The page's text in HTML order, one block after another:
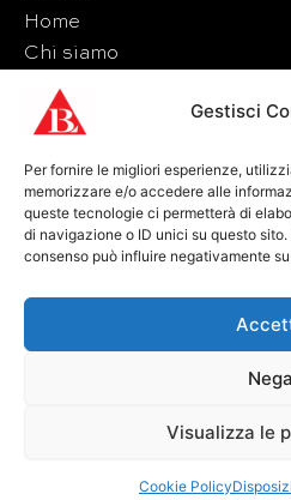
Gestisci
Per fornire le migliori esperienze,
memorizzare e/o accedere alle
queste tecnologie ci permetterà di
di navigazione o ID unici su questo
consenso può influire negativamente
Nega
Visualizza le
Cookie Policy
Home
Chi siamo
Materiali
Eventi
CONTATTI
Tel: +39 0585 856713
Fax: +39 0585 856715
Email:
Pec:
Privacy